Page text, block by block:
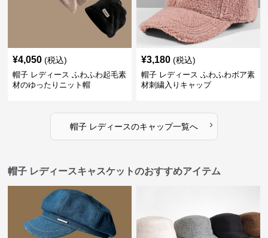
¥4,050 (税込)
帽子 レディース ふわふわ起毛素
材のゆったりニット帽
¥3,180 (税込)
帽子 レディース ふわふわボア素
材刺繍入りキャップ
帽子 レディースのキャップ一覧へ ›
帽子 レディースキャスケットのおすすめアイテム